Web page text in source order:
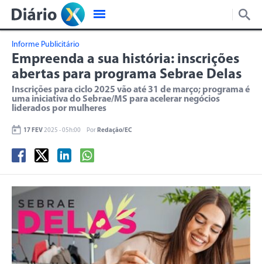
Informe Publicitário
Empreenda a sua história: inscrições
abertas para programa Sebrae Delas
Inscrições para ciclo 2025 vão até 31 de março; programa é
uma iniciativa do Sebrae/MS para acelerar negócios
liderados por mulheres
17 FEV2025 - 05h:00 Por Redação/EC